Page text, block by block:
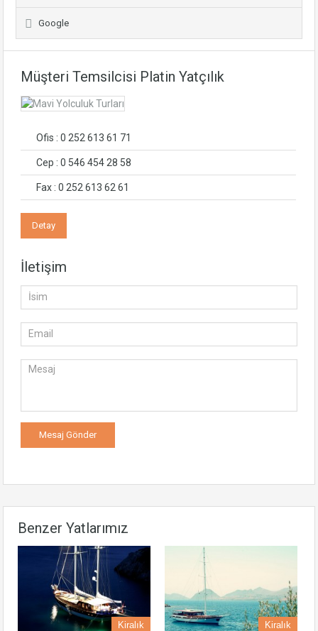
Google
Müşteri Temsilcisi Platin Yatçılık
Ofis : 0 252 613 61 71
Cep : 0 546 454 28 58
Fax : 0 252 613 62 61
Detay
İletişim
Benzer Yatlarımız
Kiralık Kiralık